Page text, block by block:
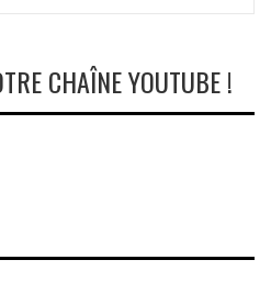
CHAÎNE YOUTUBE !